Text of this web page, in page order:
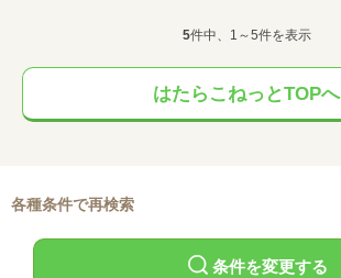
5件中、1～5件を表示
はたらこねっとTOPへ
各種条件で再検索
条件を変更する